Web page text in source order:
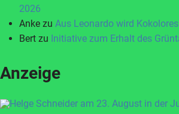
2026
Anke zu Aus Leonardo wird Kokolores
Bert zu Initiative zum Erhalt des
Anzeige